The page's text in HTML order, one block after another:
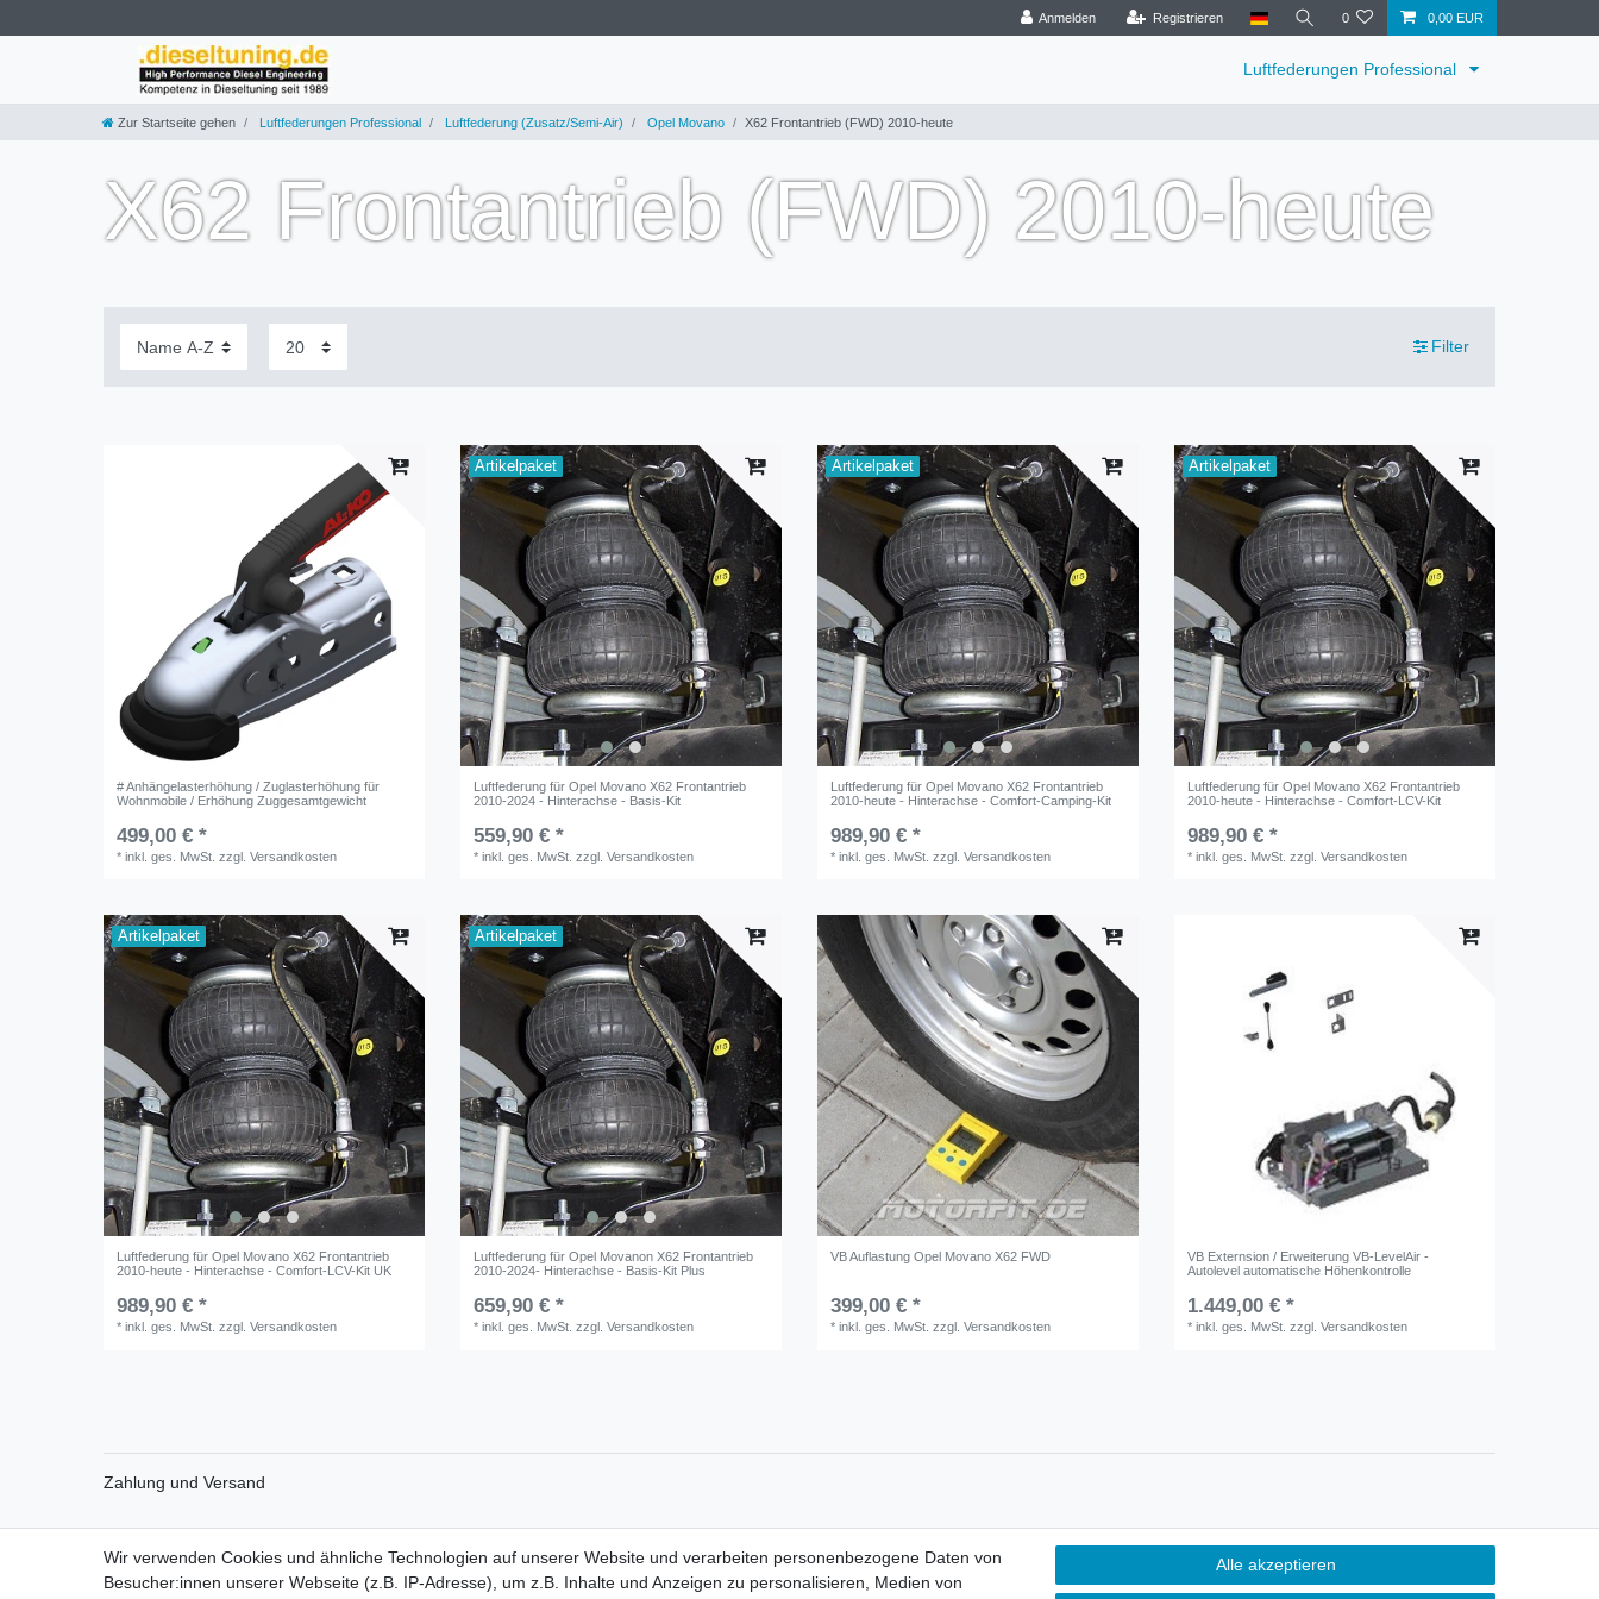
Anmelden Registrieren 0 0,00 EUR
Luftfederungen Professional
Zur Startseite gehen Luftfederungen Professional Luftfederung (Zusatz/Semi-Air) Opel Movano X62 Frontantrieb (FWD) 2010-heute
X62 Frontantrieb (FWD) 2010-heute
Filter
# Anhängelasterhöhung / Zuglasterhöhung für
Wohnmobile / Erhöhung Zuggesamtgewicht
499,00 € *
*inkl. ges. MwSt. zzgl.Versandkosten
Artikelpaket
Luftfederung für Opel Movano X62 Frontantrieb
2010-2024 - Hinterachse - Basis-Kit
559,90 € *
*inkl. ges. MwSt. zzgl.Versandkosten
Artikelpaket
Luftfederung für Opel Movano X62 Frontantrieb
2010-heute - Hinterachse - Comfort-Camping-Kit
989,90 € *
*inkl. ges. MwSt. zzgl.Versandkosten
Artikelpaket
Luftfederung für Opel Movano X62 Frontantrieb
2010-heute - Hinterachse - Comfort-LCV-Kit
989,90 € *
*inkl. ges. MwSt. zzgl.Versandkosten
Artikelpaket
Luftfederung für Opel Movano X62 Frontantrieb
2010-heute - Hinterachse - Comfort-LCV-Kit UK
989,90 € *
*inkl. ges. MwSt. zzgl.Versandkosten
Artikelpaket
Luftfederung für Opel Movanon X62 Frontantrieb
2010-2024- Hinterachse - Basis-Kit Plus
659,90 € *
*inkl. ges. MwSt. zzgl.Versandkosten
VB Auflastung Opel Movano X62 FWD
399,00 € *
*inkl. ges. MwSt. zzgl.Versandkosten
VB Externsion / Erweiterung VB-LevelAir -
Autolevel automatische Höhenkontrolle
1.449,00 € *
*inkl. ges. MwSt. zzgl.Versandkosten
Zahlung und Versand
Impressum Daten­schutz­erklärung AGB Barrierefreiheitserklärung Widerrufs­recht Kontakt
Wir verwenden Cookies und ähnliche Technologien auf unserer Website und verarbeiten personenbezogene Daten von
Besucher:innen unserer Webseite (z.B. IP-Adresse), um z.B. Inhalte und Anzeigen zu personalisieren, Medien von
Alle akzeptieren